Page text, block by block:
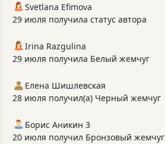
Svetlana Efimova
29 июля получила статус автора
Irina Razgulina
29 июля получила Белый жемчуг
Елена Шишлевская
28 июля получил(а) Черный жемчуг
Борис Аникин 3
20 июля получил Бронзовый жемчуг